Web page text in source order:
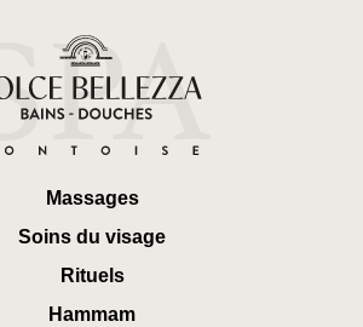
Massages
Soins du visage
Rituels
Hammam